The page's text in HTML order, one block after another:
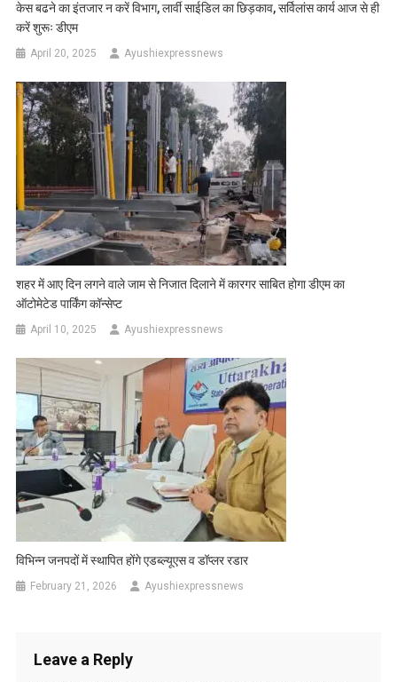
केस बढने का इंतजार न करें विभाग, लार्वी साईडिल का छिड़काव, सर्विलांस कार्य आज से ही
करें शुरूः डीएम
April 20, 2025 Ayushiexpressnews
शहर में आए दिन लगने वाले जाम से निजात दिलाने में कारगर साबित होगा डीएम का
ऑटोमेटेड पार्किंग कॉन्सेप्ट
April 10, 2025 Ayushiexpressnews
विभिन्न जनपदों में स्थापित होंगे एडब्ल्यूएस व डॉप्लर रडार
February 21, 2026 Ayushiexpressnews
Leave a Reply